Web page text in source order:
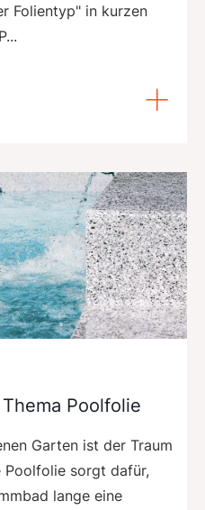
Folientyp" in kurzen
Poolfolie
Garten ist der Traum
Poolfolie sorgt dafür,
lange eine